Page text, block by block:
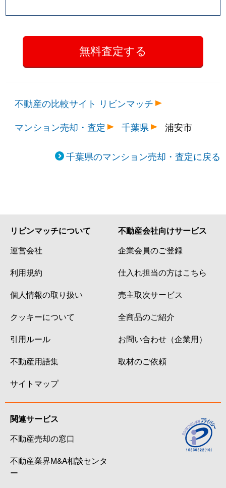
不動産の比較サイト リビンマッチ
マンション売却・査定
千葉県 浦安市
千葉県のマンション売却・査定に戻る
リビンマッチについて
運営会社
利用規約
個人情報の取り扱い
クッキーについて
引用ルール
不動産用語集
サイトマップ
不動産会社向けサービス
企業会員のご登録
仕入れ担当の方はこちら
売主取次サービス
全商品のご紹介
お問い合わせ（企業用）
取材のご依頼
関連サービス
不動産売却の窓口
不動産業界M&A相談センタ
ー